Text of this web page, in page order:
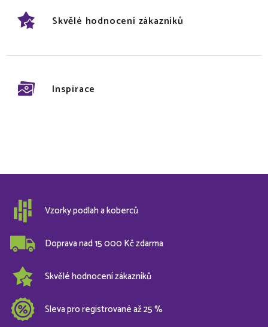
Skvělé hodnocení zákazníků
Inspirace
Vzorky podlah a koberců
Doprava nad 15 000 Kč zdarma
Skvělé hodnocení zákazníků
Sleva pro registrované až 25 %